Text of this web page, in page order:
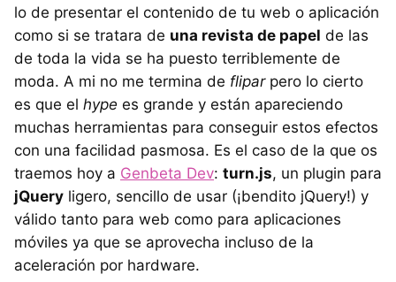
lo de presentar el contenido de tu web o aplicación
como si se tratara de una revista de papel de las
de toda la vida se ha puesto terriblemente de
moda. A mi no me termina de fliparpero lo cierto
es que el hype es grande y están apareciendo
muchas herramientas para conseguir estos efectos
con una facilidad pasmosa. Es el caso de la que os
traemos hoy a Genbeta Dev: turn.js, un plugin para
jQuery ligero, sencillo de usar (¡bendito jQuery!) y
válido tanto para web como para aplicaciones
móviles ya que se aprovecha incluso de la
aceleración por hardware.